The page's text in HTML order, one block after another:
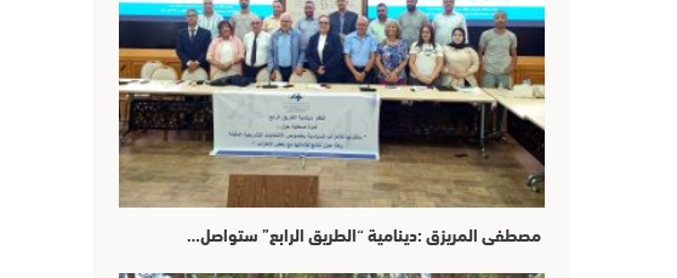
مصطفى المريزق :دينامية “الطريق الرابع” ستواصل…